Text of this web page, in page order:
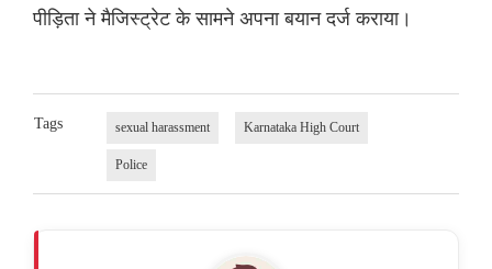
पीड़िता ने मैजिस्ट्रेट के सामने अपना बयान दर्ज कराया।
Tags sexual harassment Karnataka High Court
Police